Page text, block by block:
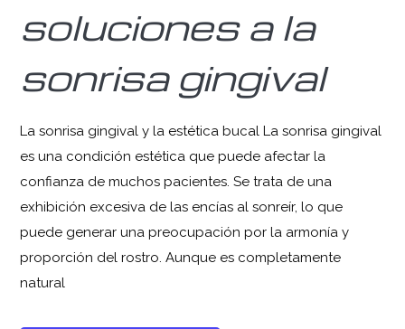
soluciones a la
sonrisa gingival
La sonrisa gingival y la estética bucal La sonrisa gingival
es una condición estética que puede afectar la
confianza de muchos pacientes. Se trata de una
exhibición excesiva de las encías al sonreír, lo que
puede generar una preocupación por la armonía y
proporción del rostro. Aunque es completamente
natural